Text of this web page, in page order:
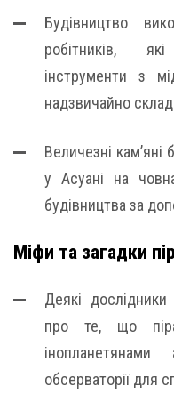
Будівництво
робітників,
інструменти з
надзвичайно
Величезні кам’яні
у Асуані на
будівництва за
Міфи та загадки
Деякі дослідники
про те, що
обсерваторії для